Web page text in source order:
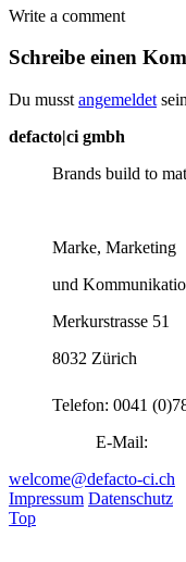
Write a comment
Schreibe einen
Du musst angemeldet
defacto|ci gmbh
Brands build to
Marke, Marketing
und
Merkurstrasse 51
8032 Zürich
Telefon: 0041
E-Mail:
welcome@defacto-ci.ch
Impressum Datenschutz
Top